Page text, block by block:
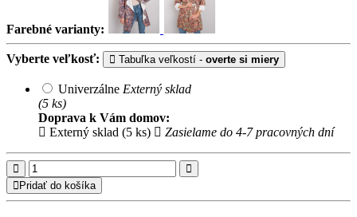
Farebné varianty:
Vyberte veľkosť: Tabuľka veľkostí - overte si miery
Univerzálne Externý sklad
(5 ks)
Doprava k Vám domov:
Externý sklad (5 ks)
Zasielame do 4-7 pracovných dní
Pridať do košíka